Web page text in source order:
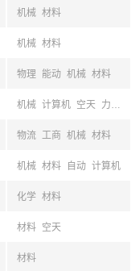
机械 材料
机械 材料
物理 能动 机械 材料
机械 计算机 空天 力学
物流 工商 机械 材料
机械 材料 自动 计算机
化学 材料
材料 空天
材料